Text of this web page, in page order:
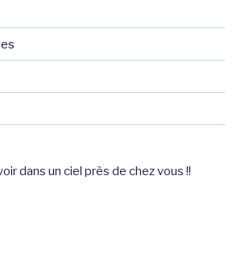
dans un ciel près de chez vous !!